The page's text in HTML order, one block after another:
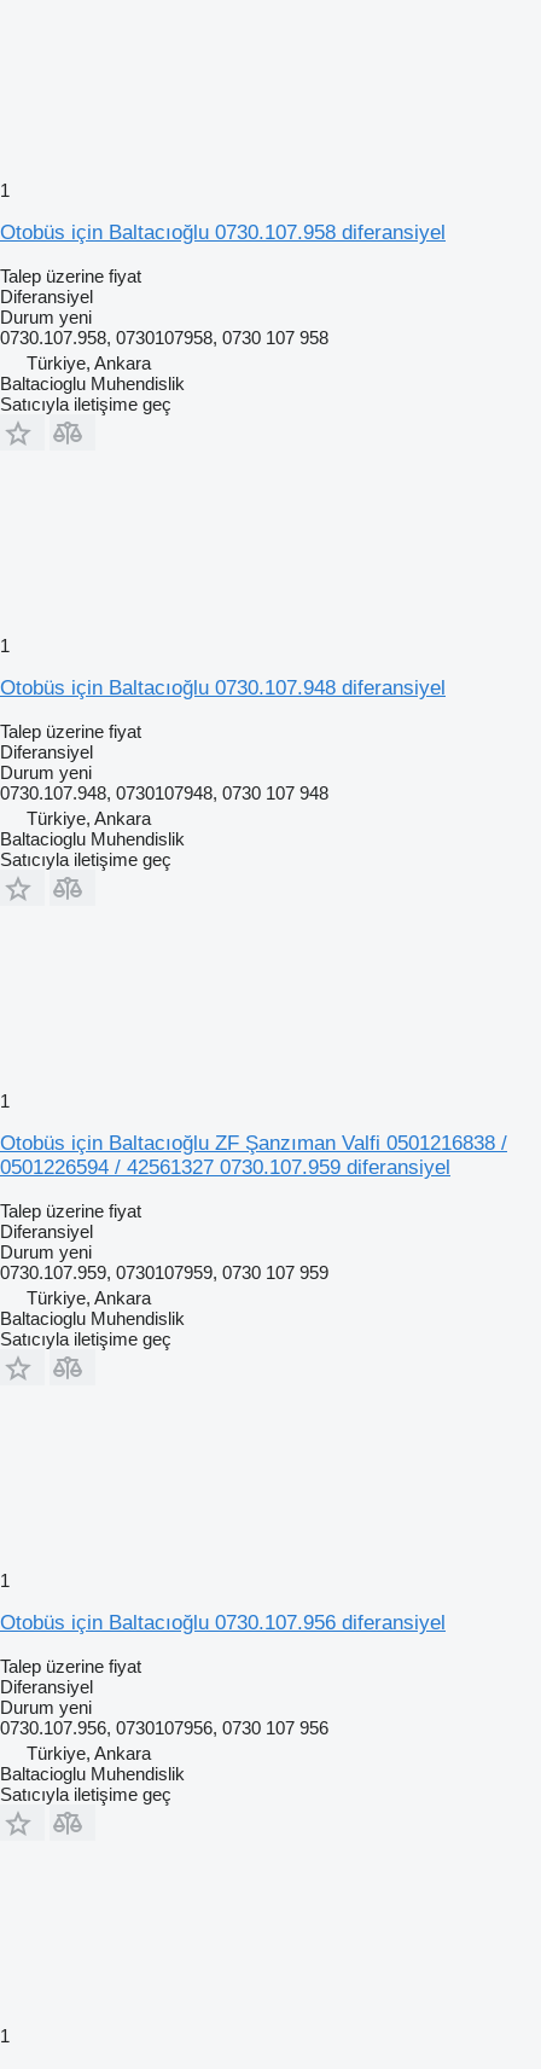
1
Otobüs için Baltacıoğlu 0730.107.958 diferansiyel
Talep üzerine fiyat
Diferansiyel
Durum yeni
0730.107.958, 0730107958, 0730 107 958
Türkiye, Ankara
Baltacioglu Muhendislik
Satıcıyla iletişime geç
1
Otobüs için Baltacıoğlu 0730.107.948 diferansiyel
Talep üzerine fiyat
Diferansiyel
Durum yeni
0730.107.948, 0730107948, 0730 107 948
Türkiye, Ankara
Baltacioglu Muhendislik
Satıcıyla iletişime geç
1
Otobüs için Baltacıoğlu ZF Şanzıman Valfi 0501216838 /
0501226594 / 42561327 0730.107.959 diferansiyel
Talep üzerine fiyat
Diferansiyel
Durum yeni
0730.107.959, 0730107959, 0730 107 959
Türkiye, Ankara
Baltacioglu Muhendislik
Satıcıyla iletişime geç
1
Otobüs için Baltacıoğlu 0730.107.956 diferansiyel
Talep üzerine fiyat
Diferansiyel
Durum yeni
0730.107.956, 0730107956, 0730 107 956
Türkiye, Ankara
Baltacioglu Muhendislik
Satıcıyla iletişime geç
1